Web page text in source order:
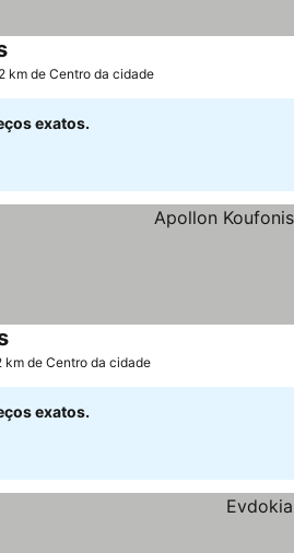
km de Centro da cidade
exatos.
km de Centro da cidade
exatos.